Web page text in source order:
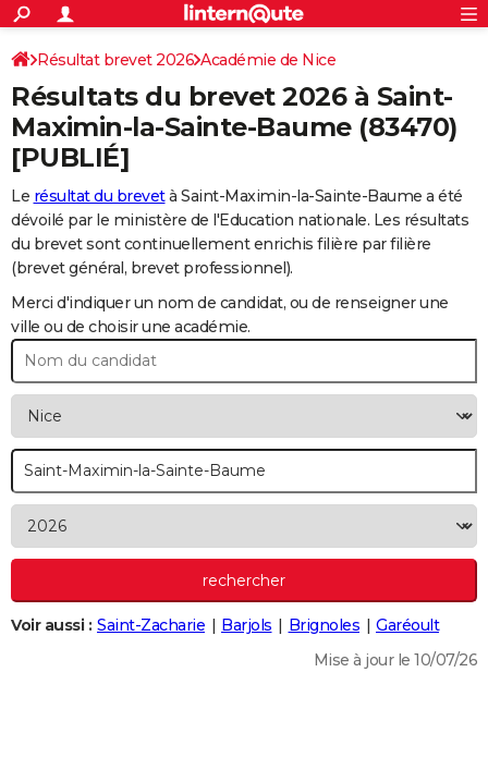
ACTUALITÉS
Politique
Société
Faits Divers
Education
Monde
Villes
+
SPORT
Coupe du monde 2026
Football
Tennis
Cyclisme
Rugby
Forum
CULTURE
Programme TV
TNT
Streaming
Cinéma
Sorties cinéma
Musique
+FINANCE
Retraite
Impôts
Epargne
Immobilier
Risques naturels par ville
Banque
Assurance
Crédit
AUTO
Essais
Réserver un essai
Citadines
Berlines
SUV
Forum auto
+
HIGH-TECH
Forum
Aménagement intérieur
Extérieur
Cuisine
Salle de bains
Jardinage
Rangement
+WEEK-END
Escapades
Expositions
Week-end nature
LIFESTYLE
Art de vivre
Bien-être
Loisirs
Mode
Modes de vie
SANTE
Alimentation
Guide de la santé
Maladies
Médicaments
Sommeil
VOYAGE
Destinations
City break
Voyage nature
Voyage de noces
Forum
Climat
+
GUIDES D'ACHAT
BONS PLANS
S'inscrire
Connexion
Résultat brevet 2026 Académie de Nice
Résultats du brevet 2026 à Saint-
Maximin-la-Sainte-Baume(83470)
[PUBLIÉ]
Le résultat du brevetà Saint-Maximin-la-Sainte-Baume a été
dévoilé par le ministère de l'Education nationale. Les résultats
du brevet sont continuellement enrichis filière par filière
(brevet général, brevet professionnel).
Merci d'indiquer un nom de candidat, ou de renseigner une
ville ou de choisir une académie.
Voir aussi : Saint-Zacharie Barjols Brignoles
Garéoult
Mise à jour le 10/07/26